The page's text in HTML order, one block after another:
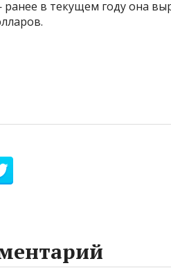
в текущем году она